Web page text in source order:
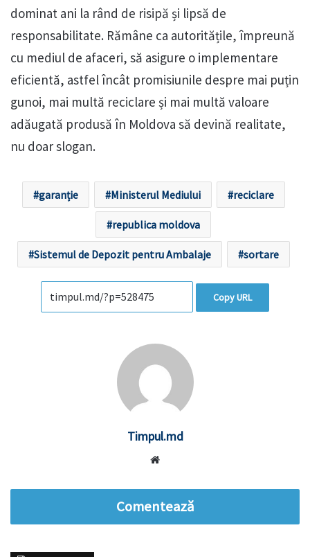
dominat ani la rând de risipă și lipsă de
responsabilitate. Rămâne ca autoritățile, împreună
cu mediul de afaceri, să asigure o implementare
eficientă, astfel încât promisiunile despre mai puțin
gunoi, mai multă reciclare și mai multă valoare
adăugată produsă în Moldova să devină realitate,
nu doar slogan.
garanție Ministerul Mediului reciclare
republica moldova
Sistemul de Depozit pentru Ambalaje sortare
Copy URL
Timpul.md
Comentează